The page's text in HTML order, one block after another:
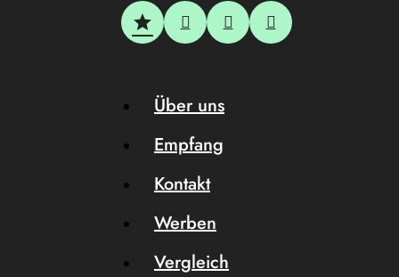
Über uns
Empfang
Kontakt
Werben
Vergleich